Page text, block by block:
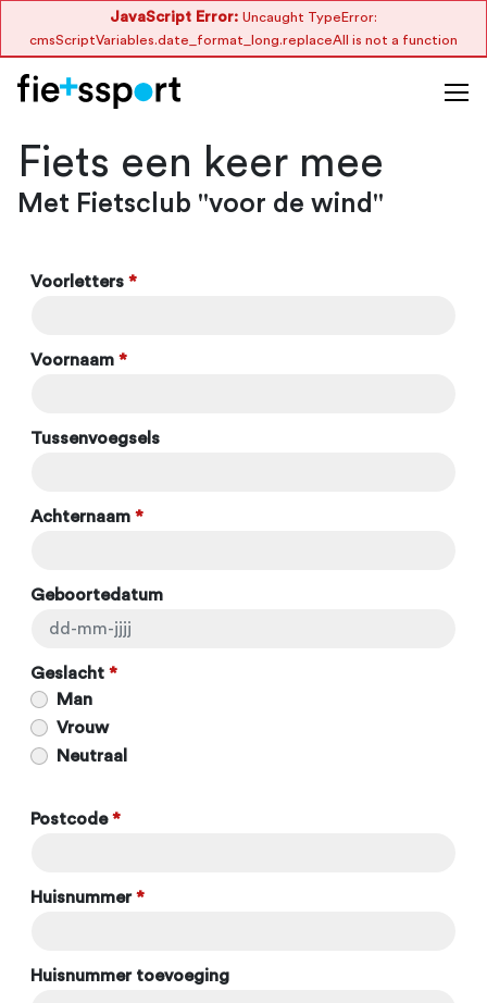
JavaScript Error: Uncaught TypeError:
cmsScriptVariables.date_format_long.replaceAll is not a function
Fiets een keer mee
Met Fietsclub "voor de wind"
Voorletters *
Voornaam *
Tussenvoegsels
Achternaam *
Geboortedatum
Geslacht *
Man
Vrouw
Neutraal
Postcode *
Huisnummer *
Huisnummer toevoeging